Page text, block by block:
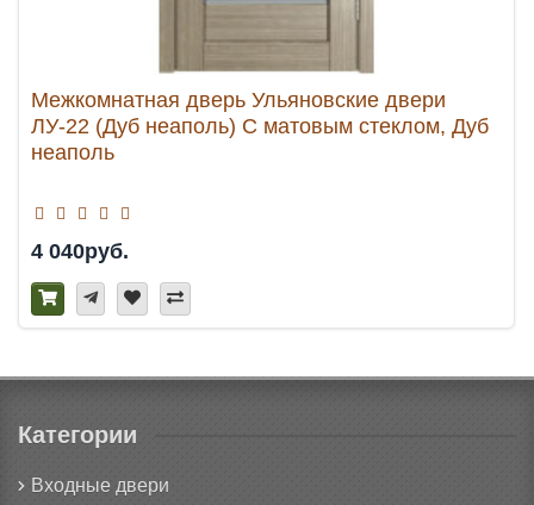
Межкомнатная дверь Ульяновские двери
ЛУ-22 (Дуб неаполь) С матовым стеклом, Дуб
неаполь
4 040руб.
Категории
Входные двери